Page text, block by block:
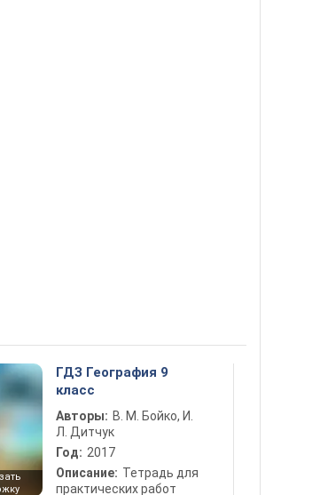
ГДЗ География 9
класс
Авторы: В. М. Бойко, И.
Л. Дитчук
Год: 2017
Описание: Тетрадь для
практических работ